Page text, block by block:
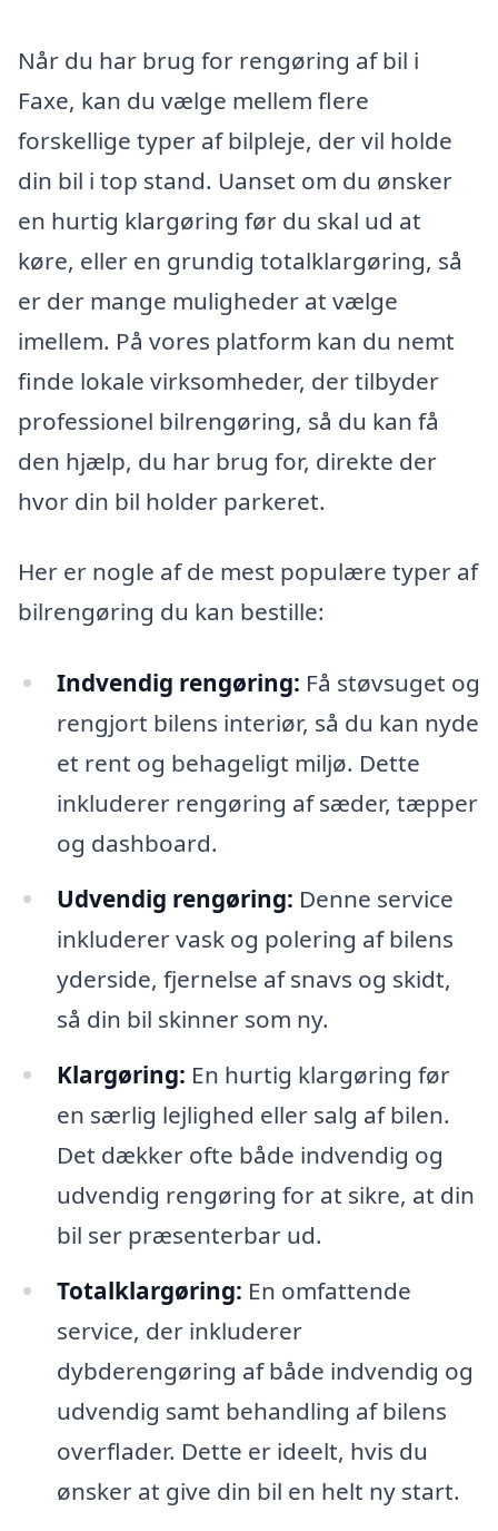
Når du har brug for rengøring af bil i
Faxe, kan du vælge mellem flere
forskellige typer af bilpleje, der vil holde
din bil i top stand. Uanset om du ønsker
en hurtig klargøring før du skal ud at
køre, eller en grundig totalklargøring, så
er der mange muligheder at vælge
imellem. På vores platform kan du nemt
finde lokale virksomheder, der tilbyder
professionel bilrengøring, så du kan få
den hjælp, du har brug for, direkte der
hvor din bil holder parkeret.
Her er nogle af de mest populære typer af
bilrengøring du kan bestille:
Indvendig rengøring: Få støvsuget og
rengjort bilens interiør, så du kan nyde
et rent og behageligt miljø. Dette
inkluderer rengøring af sæder, tæpper
og dashboard.
Udvendig rengøring: Denne service
inkluderer vask og polering af bilens
yderside, fjernelse af snavs og skidt,
så din bil skinner som ny.
Klargøring: En hurtig klargøring før
en særlig lejlighed eller salg af bilen.
Det dækker ofte både indvendig og
udvendig rengøring for at sikre, at din
bil ser præsenterbar ud.
Totalklargøring: En omfattende
service, der inkluderer
dybderengøring af både indvendig og
udvendig samt behandling af bilens
overflader. Dette er ideelt, hvis du
ønsker at give din bil en helt ny start.